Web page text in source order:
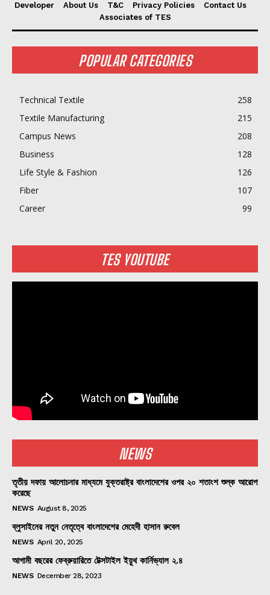
Developer About Us T&C Privacy Policies
Contact Us
Associates of TES
POPULAR CATEGORIES
Technical Textile
258
Textile Manufacturing
215
Campus News
208
Business
128
Life Style & Fashion
126
Fiber
107
Career
99
TES YOUTUBE
NEWS
তৃতীয় দফায় আলোচনার মাধ্যমে যুক্তরাষ্ট্র বাংলাদেশের ওপর ২০ শতাংশ শুল্ক আরোপ
করেছে
NEWS August 8, 2025
ব্লুসাইনের নতুন নেতৃত্বে বাংলাদেশের মেহেদী হাসান রুবেল
NEWS April 20, 2025
আগামী বছরের ফেব্রুয়ারিতে টেক্সটাইল ইয়ুথ কার্নিভ্যাল ২.৪
NEWS December 28, 2023